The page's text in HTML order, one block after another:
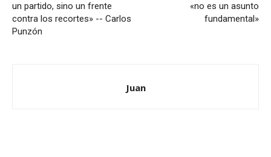
un partido, sino un frente
contra los recortes» -- Carlos
Punzón
«no es un asunto
fundamental»
Juan